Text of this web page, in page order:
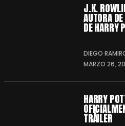
J.K.
AUTORA
DE HARRY
DIEGO
MARZO 26,
HARRY
TRÁILER